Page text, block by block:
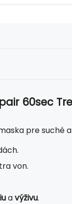
60sec
pre suché
von.
avýživu.